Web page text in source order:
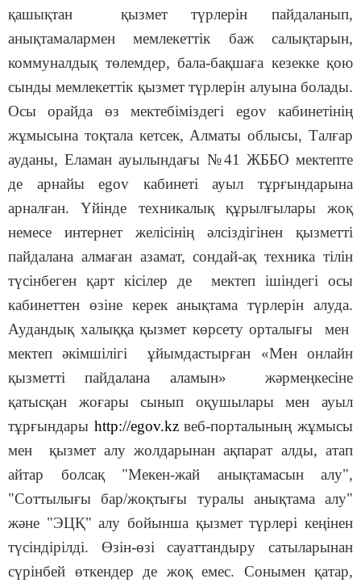
қашықтан қызмет түрлерін пайдаланып,
анықтамалармен мемлекеттік баж салықтарын,
коммуналдық төлемдер, бала-бақшаға кезекке қою
сынды мемлекеттік қызмет түрлерін алуына болады.
Осы орайда өз мектебіміздегі egov кабинетінің
жұмысына тоқтала кетсек, Алматы облысы, Талғар
ауданы, Еламан ауылындағы №41 ЖББО мектепте
де арнайы egov кабинеті ауыл тұрғындарына
арналған. Үйінде техникалық құрылғылары жоқ
немесе интернет желісінің әлсіздігінен қызметті
пайдалана алмаған азамат, сондай-ақ техника тілін
түсінбеген қарт кісілер де мектеп ішіндегі осы
кабинеттен өзіне керек анықтама түрлерін алуда.
Аудандық халыққа қызмет көрсету орталығы мен
мектеп әкімшілігі ұйымдастырған «Мен онлайн
қызметті пайдалана аламын» жәрмеңкесіне
қатысқан жоғары сынып оқушылары мен ауыл
тұрғындары http://egov.kzвеб-порталының жұмысы
мен қызмет алу жолдарынан ақпарат алды, атап
айтар болсақ "Мекен-жай анықтамасын алу",
"Соттылығы бар/жоқтығы туралы анықтама алу"
және "ЭЦҚ" алу бойынша қызмет түрлері кеңінен
түсіндірілді. Өзін-өзі сауаттандыру сатыларынан
сүрінбей өткендер де жоқ емес. Сонымен қатар,